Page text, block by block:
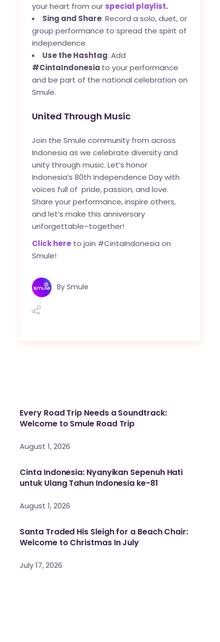
your heart from our special playlist.
Sing and Share: Record a solo, duet, or
group performance to spread the spirit of
independence.
Use the Hashtag: Add
#CintaIndonesia to your performance
and be part of the national celebration on
Smule.
United Through Music
Join the Smule community from across
Indonesia as we celebrate diversity and
unity through music. Let’s honor
Indonesia’s 80th Independence Day with
voices full of pride, passion, and love.
Share your performance, inspire others,
and let’s make this anniversary
unforgettable–together!
Click here to join #CintaIndonesia on
Smule!
By Smule
Every Road Trip Needs a Soundtrack:
Welcome to Smule Road Trip
August 1, 2026
Cinta Indonesia: Nyanyikan Sepenuh Hati
untuk Ulang Tahun Indonesia ke-81
August 1, 2026
Santa Traded His Sleigh for a Beach Chair:
Welcome to Christmas In July
July 17, 2026